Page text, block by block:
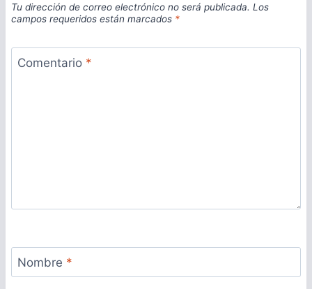
Tu dirección de correo electrónico no será publicada. Los
campos requeridos están marcados *
Comentario *
Nombre *